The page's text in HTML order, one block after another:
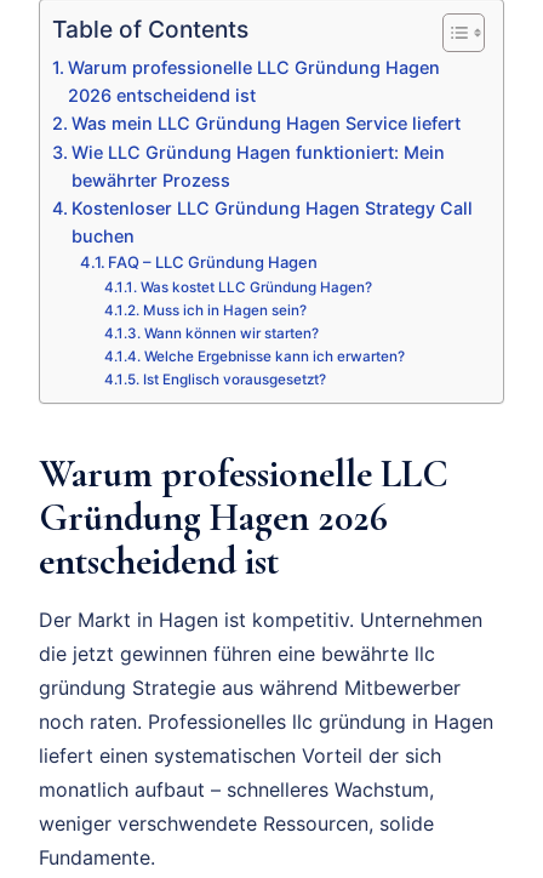
Table of Contents
Warum professionelle LLC Gründung Hagen
2026 entscheidend ist
Was mein LLC Gründung Hagen Service liefert
Wie LLC Gründung Hagen funktioniert: Mein
bewährter Prozess
Kostenloser LLC Gründung Hagen Strategy Call
buchen
FAQ – LLC Gründung Hagen
Was kostet LLC Gründung Hagen?
Muss ich in Hagen sein?
Wann können wir starten?
Welche Ergebnisse kann ich erwarten?
Ist Englisch vorausgesetzt?
Warum professionelle LLC
Gründung Hagen 2026
entscheidend ist
Der Markt in Hagen ist kompetitiv. Unternehmen
die jetzt gewinnen führen eine bewährte llc
gründung Strategie aus während Mitbewerber
noch raten. Professionelles llc gründung in Hagen
liefert einen systematischen Vorteil der sich
monatlich aufbaut – schnelleres Wachstum,
weniger verschwendete Ressourcen, solide
Fundamente.